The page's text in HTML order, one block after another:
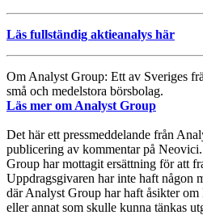
Läs fullständig aktieanalys här
Om Analyst Group: Ett av Sveriges
små och medelstora börsbolag.
Läs mer om Analyst Group
Det här ett pressmeddelande från
publicering av kommentar på
Group har mottagit ersättning för att
Uppdragsgivaren har inte haft någon
där Analyst Group har haft åsikter
eller annat som skulle kunna tänkas